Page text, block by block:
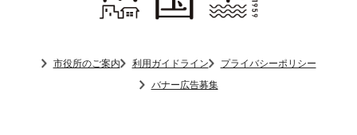
市役所のご案内 利用ガイドライン
プライバシーポリシー
バナー広告募集